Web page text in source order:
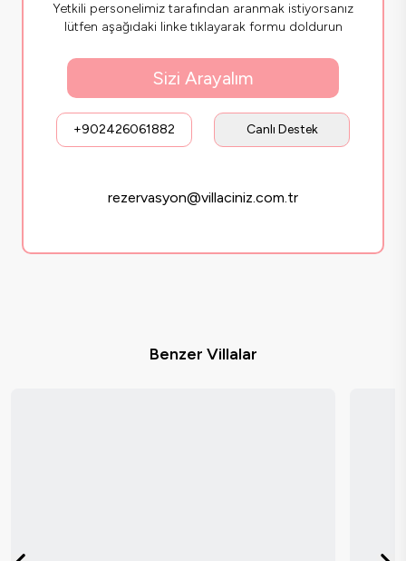
Yetkili personelimiz tarafından aranmak istiyorsanız
lütfen aşağıdaki linke tıklayarak formu doldurun
Sizi Arayalım
+902426061882 Canlı Destek
rezervasyon@villaciniz.com.tr
Benzer Villalar